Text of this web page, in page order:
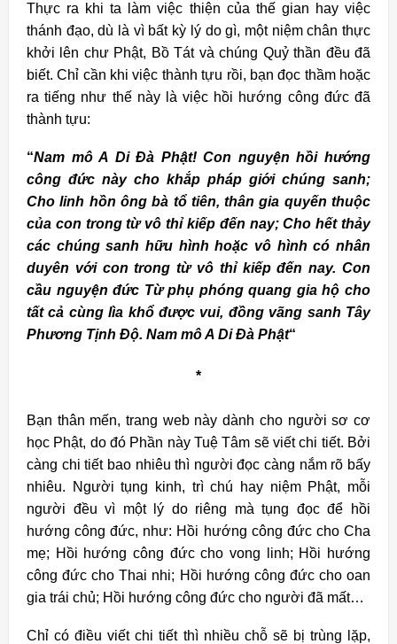
Thực ra khi ta làm việc thiện của thế gian hay việc
thánh đạo, dù là vì bất kỳ lý do gì, một niệm chân thực
khởi lên chư Phật, Bồ Tát và chúng Quỷ thần đều đã
biết. Chỉ cần khi việc thành tựu rồi, bạn đọc thầm hoặc
ra tiếng như thế này là việc hồi hướng công đức đã
thành tựu:
“Nam mô A Di Đà Phật! Con nguyện hồi hướng
công đức này cho khắp pháp giới chúng sanh;
Cho linh hồn ông bà tổ tiên, thân gia quyến thuộc
của con trong từ vô thỉ kiếp đến nay; Cho hết thảy
các chúng sanh hữu hình hoặc vô hình có nhân
duyên với con trong từ vô thỉ kiếp đến nay. Con
cầu nguyện đức Từ phụ phóng quang gia hộ cho
tất cả cùng lìa khổ được vui, đồng vãng sanh Tây
Phương Tịnh Độ. Nam mô A Di Đà Phật“
*
Bạn thân mến, trang web này dành cho người sơ cơ
học Phật, do đó Phần này Tuệ Tâm sẽ viết chi tiết. Bởi
càng chi tiết bao nhiêu thì người đọc càng nắm rõ bấy
nhiêu. Người tụng kinh, trì chú hay niệm Phật, mỗi
người đều vì một lý do riêng mà tụng đọc để hồi
hướng công đức, như: Hồi hướng công đức cho Cha
mẹ; Hồi hướng công đức cho vong linh; Hồi hướng
công đức cho Thai nhi; Hồi hướng công đức cho oan
gia trái chủ; Hồi hướng công đức cho người đã mất…
Chỉ có điều viết chi tiết thì nhiều chỗ sẽ bị trùng lặp,